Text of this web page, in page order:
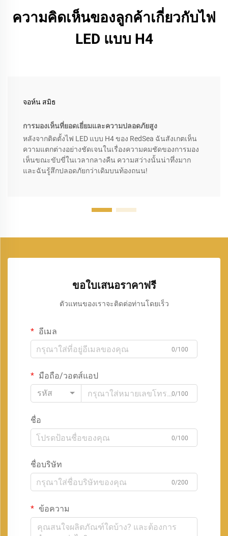
ความคิดเห็นของลูกค้าเกี่ยวกับไฟ
LED แบบ H4
จอห์น สมิธ
การมองเห็นที่ยอดเยี่ยมและความปลอดภัยสูง
หลังจากติดตั้งไฟ LED แบบ H4 ของ RedSea ฉันสังเกตเห็น
ความแตกต่างอย่างชัดเจนในเรื่องความคมชัดของการมอง
เห็นขณะขับขี่ในเวลากลางคืน ความสว่างนั้นน่าทึ่งมาก
และฉันรู้สึกปลอดภัยกว่าเดิมบนท้องถนน!
ขอใบเสนอราคาฟรี
ตัวแทนของเราจะติดต่อท่านโดยเร็ว
อีเมล
0/100
มือถือ/วอตส์แอป
รหัส
0/100
ชื่อ
0/100
ชื่อบริษัท
0/200
ข้อความ